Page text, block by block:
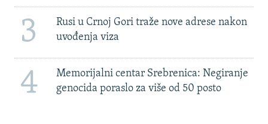
3
Rusi u Crnoj Gori traže nove adrese nakon
uvođenja viza
4
Memorijalni centar Srebrenica: Negiranje
genocida poraslo za više od 50 posto